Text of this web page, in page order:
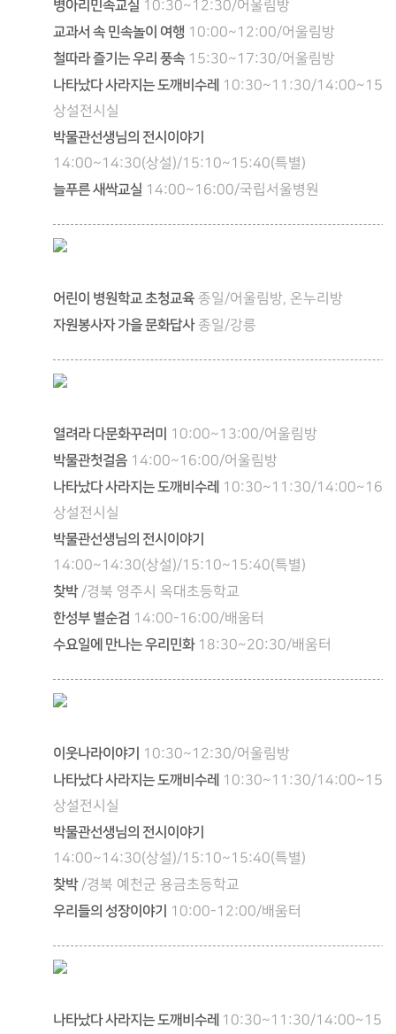
병아리민속교실 10:30~12:30/어울림방
교과서 속 민속놀이 여행 10:00~12:00/어울림방
철따라 즐기는 우리 풍속 15:30~17:30/어울림방
나타났다 사라지는 도깨비수레
10:30~11:30/
상설전시실
박물관선생님의 전시이야기
14:00~14:30(상설)/15:10~15:40(특별)
늘푸른 새싹교실 14:00~16:00/국립서울병원
어린이 병원학교 초청교육 종일/어울림방, 온누리방
자원봉사자 가을 문화답사 종일/강릉
열려라 다문화꾸러미 10:00~13:00/어울림방
박물관첫걸음 14:00~16:00/어울림방
나타났다 사라지는 도깨비수레
10:30~11:30/
상설전시실
박물관선생님의 전시이야기
14:00~14:30(상설)/15:10~15:40(특별)
찾박 /경북 영주시 옥대초등학교
한성부 별순검 14:00-16:00/배움터
수요일에 만나는 우리민화 18:30~20:30/배움터
이웃나라이야기 10:30~12:30/어울림방
나타났다 사라지는 도깨비수레
10:30~11:30/
상설전시실
박물관선생님의 전시이야기
14:00~14:30(상설)/15:10~15:40(특별)
찾박 /경북 예천군 용금초등학교
우리들의 성장이야기 10:00-12:00/배움터
나타났다 사라지는 도깨비수레 10:30~11:30/